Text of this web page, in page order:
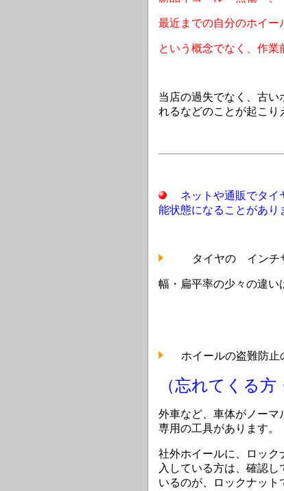
最近までの自分のホイ
という概念でなく、作業
当店の過失でなく、古い
れるなどのことが起こり
ネットや通販でタ
能状態になることがあ
タイヤの インチサ
幅・扁平率の少々の違
ホイールの盗難防止
（忘れてくる
外車など、車体がノー
専用の工具があります
社外ホイールに、ロッ
入している方は、確認
いるのが、ロックナット